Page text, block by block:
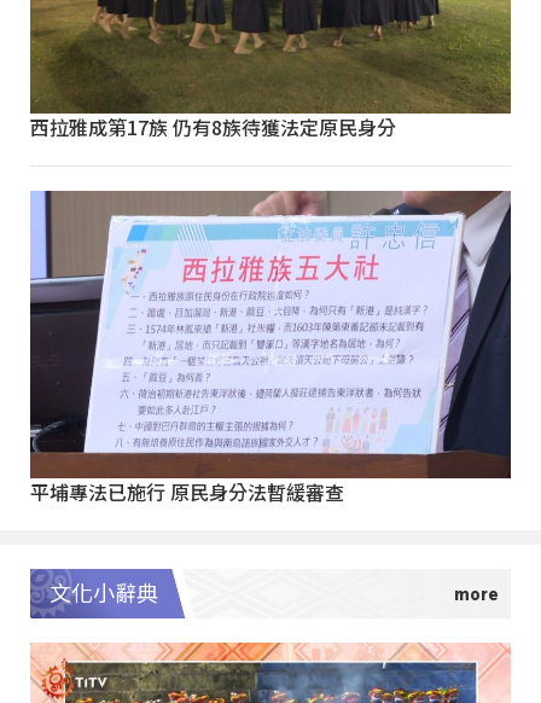
西拉雅成第17族 仍有8族待獲法定原民身分
平埔專法已施行 原民身分法暫緩審查
文化小辭典